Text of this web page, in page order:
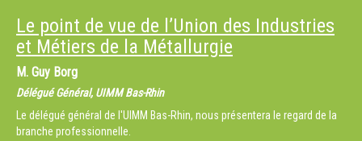
Le point de vue de l’Union des Industries
et Métiers de la Métallurgie
M. Guy Borg
Délégué Général, UIMM Bas-Rhin
Le délégué général de l'UIMM Bas-Rhin, nous présentera le regard de la
branche professionnelle.